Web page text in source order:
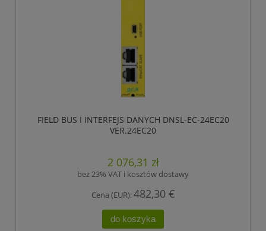
FIELD BUS I INTERFEJS DANYCH DNSL-EC-24EC20
VER.24EC20
2 076,31 zł
bez 23% VAT i kosztów dostawy
Cena (EUR):482,30 €
do koszyka